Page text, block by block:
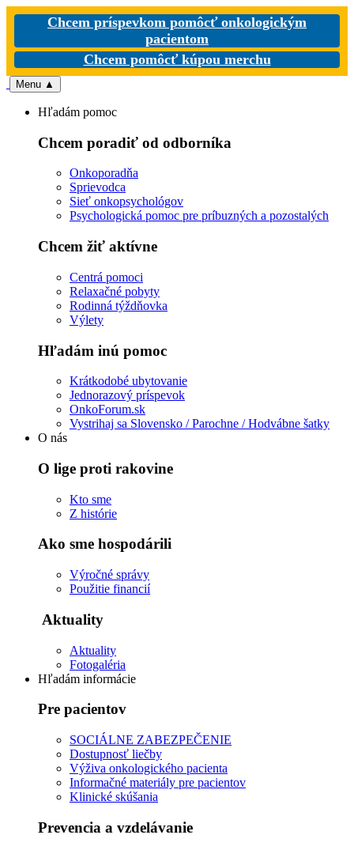
Chcem príspevkom pomôcť onkologickým
pacientom
Chcem pomôcť kúpou merchu
Menu ▲
Hľadám pomoc
Chcem poradiť od odborníka
Onkoporadňa
Sprievodca
Sieť onkopsychológov
Psychologická pomoc pre príbuzných a pozostalých
Chcem žiť aktívne
Centrá pomoci
Relaxačné pobyty
Rodinná týždňovka
Výlety
Hľadám inú pomoc
Krátkodobé ubytovanie
Jednorazový príspevok
OnkoForum.sk
Vystrihaj sa Slovensko / Parochne / Hodvábne šatky
O nás
O lige proti rakovine
Kto sme
Z histórie
Ako sme hospodárili
Výročné správy
Použitie financií
Aktuality
Aktuality
Fotogaléria
Hľadám informácie
Pre pacientov
SOCIÁLNE ZABEZPEČENIE
Dostupnosť liečby
Výživa onkologického pacienta
Informačné materiály pre pacientov
Klinické skúšania
Prevencia a vzdelávanie